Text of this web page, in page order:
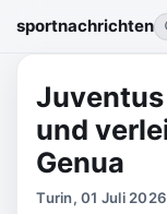
sportnachrichten
und
Genua
Turin, 01 Juli 2026